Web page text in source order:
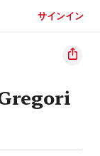
サインイン